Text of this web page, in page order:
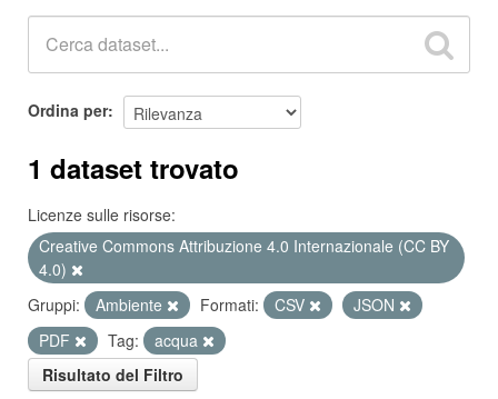
Ordina per
1 dataset trovato
Licenze sulle risorse:
Creative Commons Attribuzione 4.0 Internazionale (CC BY
4.0)
Gruppi:
Ambiente Formati: CSV
JSON
PDF
Tag:
acqua
Risultato del Filtro